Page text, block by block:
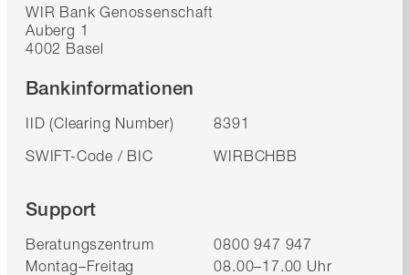
WIR Bank Genossenschaft
Auberg 1
4002 Basel
Bankinformationen
IID (Clearing Number)
8391
SWIFT-Code / BIC
WIRBCHBB
Support
Beratungszentrum
0800 947 947
Montag–Freitag
08.00–17.00 Uhr